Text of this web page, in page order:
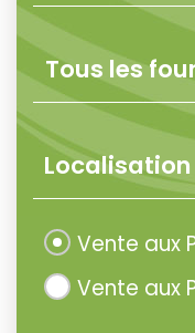
Vente aux
Vente aux